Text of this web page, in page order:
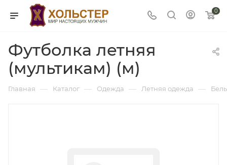
0
Футболка летняя
(мультикам) (м)
Главная — Каталог — Одежда — Летняя одежда —